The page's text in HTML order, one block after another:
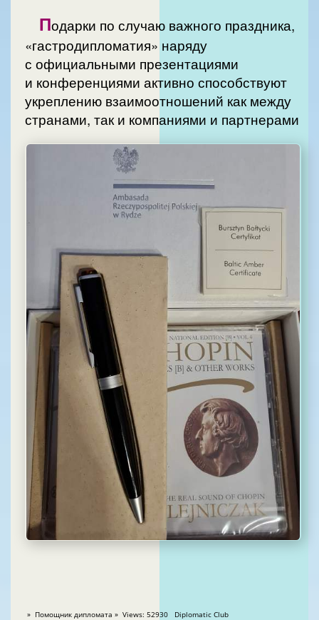
Подарки по случаю важного праздника,
«гастродипломатия» наряду
с официальными презентациями
и конференциями активно способствуют
укреплению взаимоотношений как между
странами, так и компаниями и партнерами
» Помощник дипломата » Views: 52930 Diplomatic Club